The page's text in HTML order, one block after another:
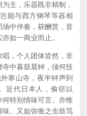
主，乐器既非精制，
能与西方钢琴等器相
场中伴奏，获酬赏，音
如一商业而止。
，个人团体皆然，非
中暮鼓晨钟，须何技
寒山寺，夜半钟声到
近代日本人，偷窃以
特别情味可言。亦惟
。又如弥衡之击鼓骂